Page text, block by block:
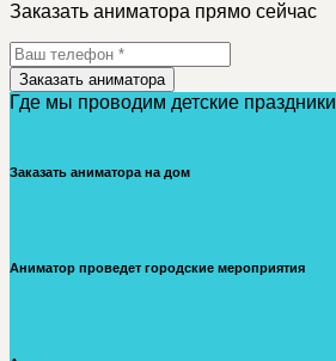
Заказать аниматора прямо сейчас
Заказать аниматора
Где мы проводим детские праздники
Заказать аниматора на дом
Аниматор проведет городские мероприятия